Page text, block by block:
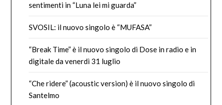
sentimenti in “Luna lei mi guarda”
SVOSIL: il nuovo singolo è “MUFASA”
“Break Time” è il nuovo singolo di Dose in radio e in
digitale da venerdì 31 luglio
“Che ridere” (acoustic version) è il nuovo singolo di
Santelmo